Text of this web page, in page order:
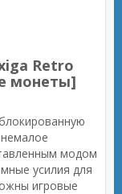
Retro
монеты]
модом
усилия для
игровые